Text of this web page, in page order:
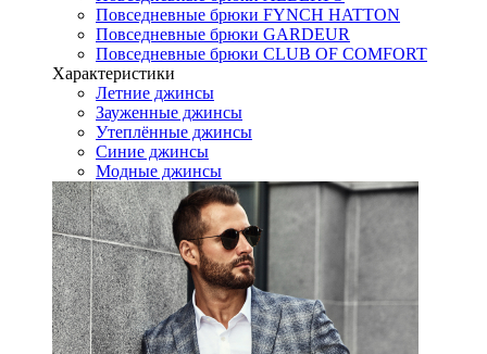
Повседневные брюки FYNCH HATTON
Повседневные брюки GARDEUR
Повседневные брюки CLUB OF COMFORT
Характеристики
Летние джинсы
Зауженные джинсы
Утеплённые джинсы
Синие джинсы
Модные джинсы